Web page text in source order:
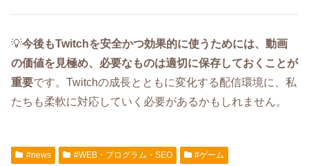
💡今後もTwitchを安全かつ効果的に使うためには、動画
の価値を見極め、必要なものは適切に保存しておくことが
重要です。Twitchの成長とともに変化する配信環境に、私
たちも柔軟に対応していく必要があるかもしれません。
#news #WEB・プログラム・SEO
#ゲーム